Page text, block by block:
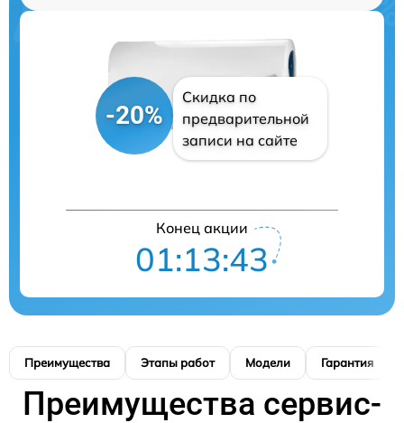
-20%
Скидка по
предварительной
записи на сайте
Конец акции
01:13:42
Преимущества Этапы работ Модели Гарантия
Преимущества сервис-